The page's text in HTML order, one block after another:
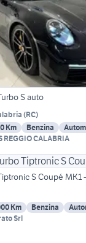
S auto
(RC)
Km Benzina
REGGIO CALABRIA
S Coupé MK1
Km Benzina
Srl